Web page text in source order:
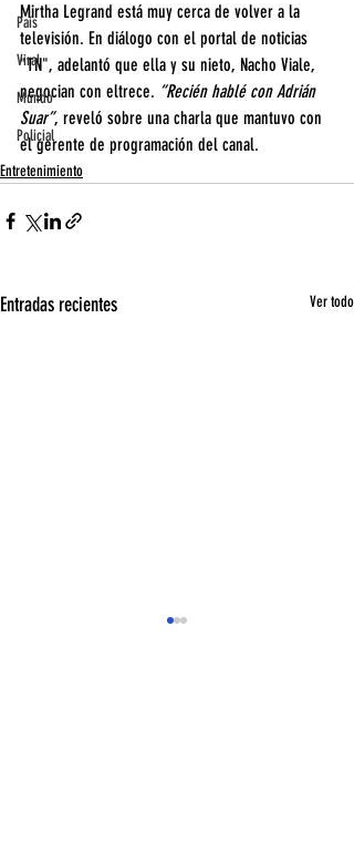
País
Viral
Mundo
Policial
Mirtha Legrand está muy cerca de volver a la
televisión. En diálogo con el portal de noticias
"TN", adelantó que ella y su nieto, Nacho Viale,
negocian con eltrece. “Recién hablé con Adrián
Suar”, reveló sobre una charla que mantuvo con
el gerente de programación del canal.
Entretenimiento
Entradas recientes Ver todo